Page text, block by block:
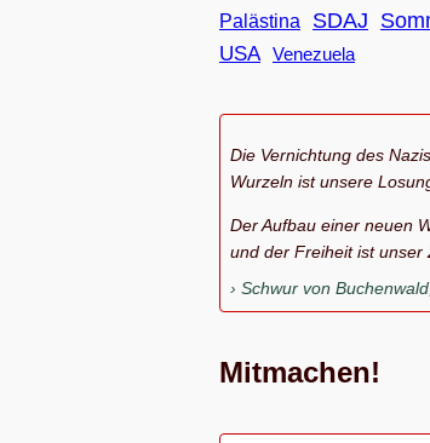
Palästina
SDAJ
USA Venezuela
Die Vernichtung des
Wurzeln ist unsere
Der Aufbau einer neuen
und der Freiheit ist unser
Schwur von
Mitmachen!